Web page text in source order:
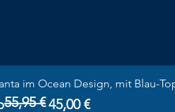
im Ocean Design, mit Blau-
55,95 €45,00 €
Preis